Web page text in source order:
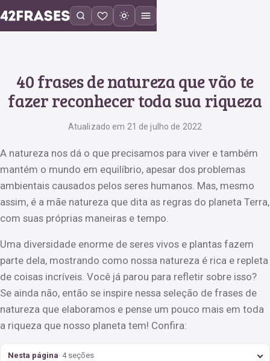
40 frases de natureza que vão te
fazer reconhecer toda sua riqueza
Atualizado em 21 de julho de 2022
A natureza nos dá o que precisamos para viver e também
mantém o mundo em equilíbrio, apesar dos problemas
ambientais causados pelos seres humanos. Mas, mesmo
assim, é a mãe natureza que dita as regras do planeta Terra,
com suas próprias maneiras e tempo.
Uma diversidade enorme de seres vivos e plantas fazem
parte dela, mostrando como nossa natureza é rica e repleta
de coisas incríveis. Você já parou para refletir sobre isso?
Se ainda não, então se inspire nessa seleção de frases de
natureza que elaboramos e pense um pouco mais em toda
a riqueza que nosso planeta tem! Confira:
Nesta página· 4 seções